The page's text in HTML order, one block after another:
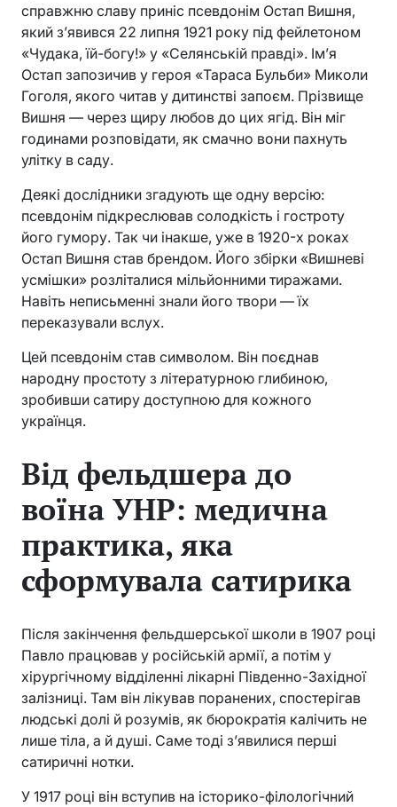
справжню славу приніс псевдонім Остап Вишня,
який з’явився 22 липня 1921 року під фейлетоном
«Чудака, їй-богу!» у «Селянській правді». Ім’я
Остап запозичив у героя «Тараса Бульби» Миколи
Гоголя, якого читав у дитинстві запоєм. Прізвище
Вишня — через щиру любов до цих ягід. Він міг
годинами розповідати, як смачно вони пахнуть
улітку в саду.
Деякі дослідники згадують ще одну версію:
псевдонім підкреслював солодкість і гостроту
його гумору. Так чи інакше, уже в 1920-х роках
Остап Вишня став брендом. Його збірки «Вишневі
усмішки» розліталися мільйонними тиражами.
Навіть неписьменні знали його твори — їх
переказували вслух.
Цей псевдонім став символом. Він поєднав
народну простоту з літературною глибиною,
зробивши сатиру доступною для кожного
українця.
Від фельдшера до
воїна УНР: медична
практика, яка
сформувала сатирика
Після закінчення фельдшерської школи в 1907 році
Павло працював у російській армії, а потім у
хірургічному відділенні лікарні Південно-Західної
залізниці. Там він лікував поранених, спостерігав
людські долі й розумів, як бюрократія калічить не
лише тіла, а й душі. Саме тоді з’явилися перші
сатиричні нотки.
У 1917 році він вступив на історико-філологічний